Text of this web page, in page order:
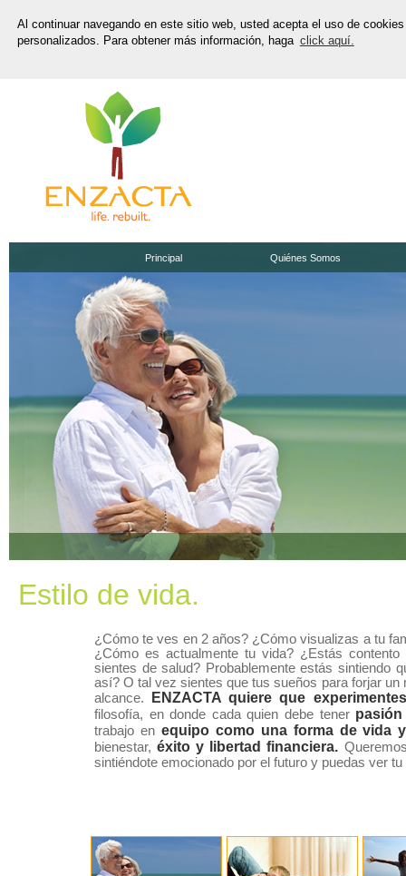
Al continuar navegando en este sitio web, usted acepta el uso de
personalizados. Para obtener más información, haga click aquí.
Principal Quiénes Somos
Estilo de vida.
¿Cómo te ves en 2 años? ¿Cómo visualizas a tu
¿Cómo es actualmente tu vida? ¿Estás
sientes de salud? Probablemente estás sintiendo
así? O tal vez sientes que tus sueños para forjar un
alcance. ENZACTA quiere que
filosofía, en donde cada quien debe tener pasión
trabajo en equipo como una forma de vida
bienestar, éxito y libertad financiera.
sintiéndote emocionado por el futuro y puedas ver tu